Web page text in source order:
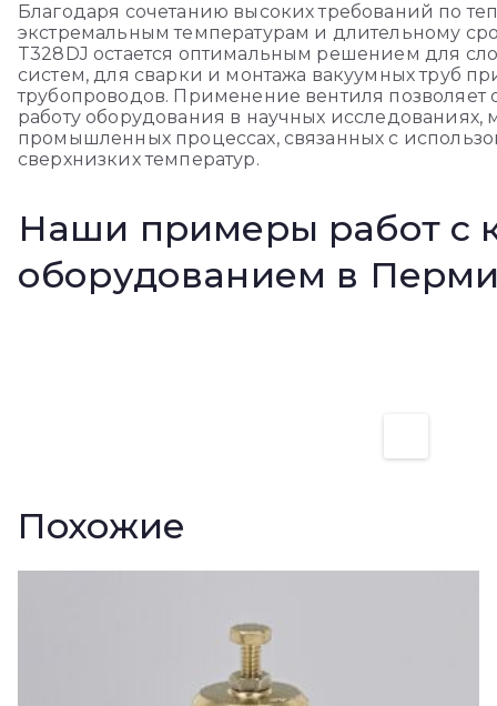
Благодаря сочетанию высоких требований по
экстремальным температурам и длительному
T328DJ остается оптимальным решением для
систем, для сварки и монтажа вакуумных труб
трубопроводов. Применение вентиля позволяет
работу оборудования в научных
промышленных процессах, связанных с
сверхнизких температур.
Наши примеры работ с
оборудованием в
Похожие